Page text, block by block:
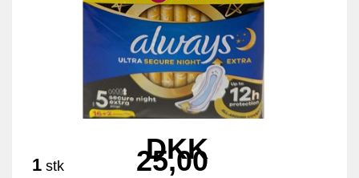
1 stk
DKK
25,00